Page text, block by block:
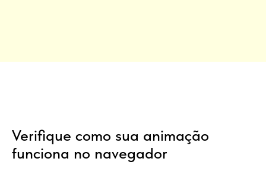
Verifique como sua animação
funciona no navegador